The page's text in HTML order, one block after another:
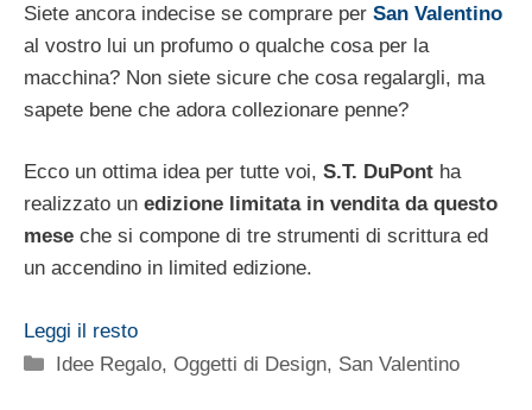
Siete ancora indecise se comprare per San Valentino
al vostro lui un profumo o qualche cosa per la
macchina? Non siete sicure che cosa regalargli, ma
sapete bene che adora collezionare penne?
Ecco un ottima idea per tutte voi, S.T. DuPont ha
realizzato un edizione limitata in vendita da questo
mese che si compone di tre strumenti di scrittura ed
un accendino in limited edizione.
Leggi il resto
Categorie
Idee Regalo,Oggetti di Design, San Valentino